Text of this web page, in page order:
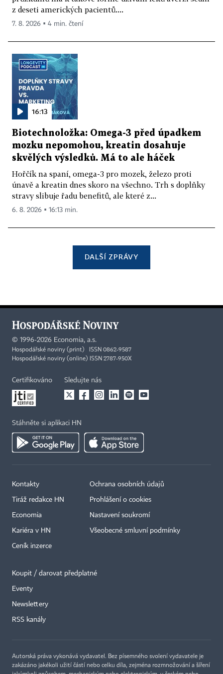
z deseti amerických pacientů....
7. 8. 2026 ▪ 4 min. čtení
16:13
Biotechnoložka: Omega-3 před úpadkem
mozku nepomohou, kreatin dosahuje
skvělých výsledků. Má to ale háček
Hořčík na spaní, omega-3 pro mozek, železo proti
únavě a kreatin dnes skoro na všechno. Trh s doplňky
stravy slibuje řadu benefitů, ale které z...
6. 8. 2026 ▪ 16:13 min.
DALŠÍ ZPRÁVY
© 1996-2026 Economia, a.s.
Hospodářské noviny (print) ISSN 0862-9587
Hospodářské noviny (online) ISSN 2787-950X
Certifikováno Sledujte nás
Stáhněte si aplikaci HN
Kontakty
Tiráž redakce HN
Economia
Kariéra v HN
Ceník inzerce
Ochrana osobních údajů
Prohlášení o cookies
Nastavení soukromí
Všeobecné smluvní podmínky
Koupit / darovat předplatné
Eventy
Newslettery
RSS kanály
Autorská práva vykonává vydavatel. Bez písemného svolení vydavatele je
zakázáno jakékoli užití částí nebo celku díla, zejména rozmnožování a šíření